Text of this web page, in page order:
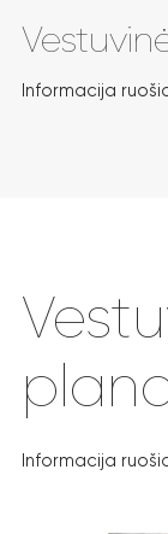
Informacija
Informacija